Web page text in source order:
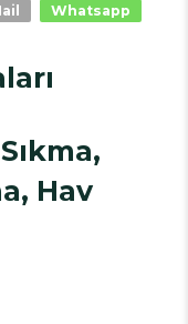
Whatsapp
Hav